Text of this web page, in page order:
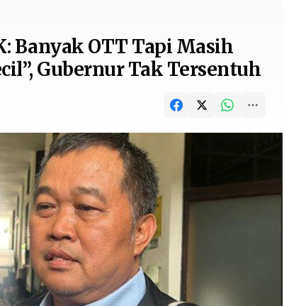
Banyak OTT Tapi Masih
Gubernur Tak Tersentuh